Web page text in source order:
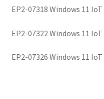
EP2-07318 Windows 11
EP2-07322 Windows 11
EP2-07326 Windows 11